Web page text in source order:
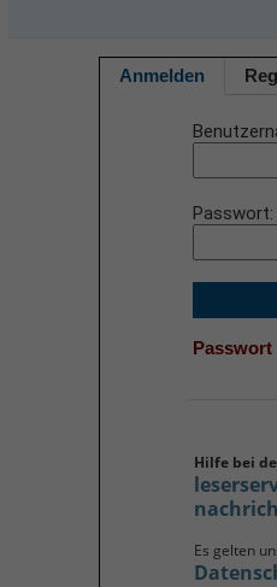
Anmelden
Passwort
Passwort
Hilfe bei
Es gelten